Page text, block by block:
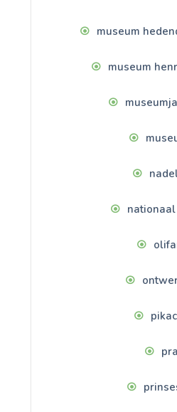
museum
museum
pra